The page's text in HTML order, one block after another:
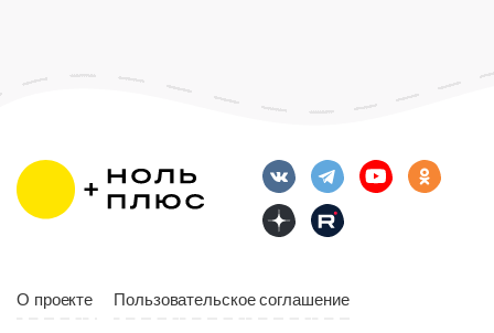
О проекте Пользовательское соглашение